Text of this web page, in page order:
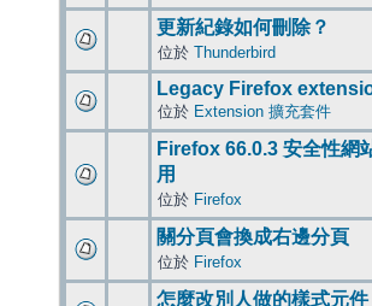
更新紀錄如何刪除？
位於 Thunderbird
Legacy Firefox
位於 Extension 擴充套件
Firefox 66.0.3 安全性網
用
位於 Firefox
關分頁會換成右邊分頁
位於 Firefox
怎麼改別人做的樣式元件